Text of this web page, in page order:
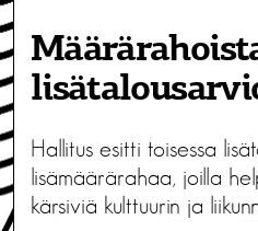
Hallitus esitti toisessa
lisämäärärahaa, joilla
kärsiviä kulttuurin ja